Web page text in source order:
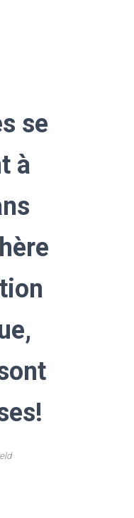
se
à